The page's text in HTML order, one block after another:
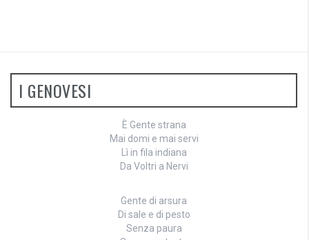
I GENOVESI
È Gente strana
Mai domi e mai servi
Lì in fila indiana
Da Voltri a Nervi
Gente di arsura
Di sale e di pesto
Senza paura